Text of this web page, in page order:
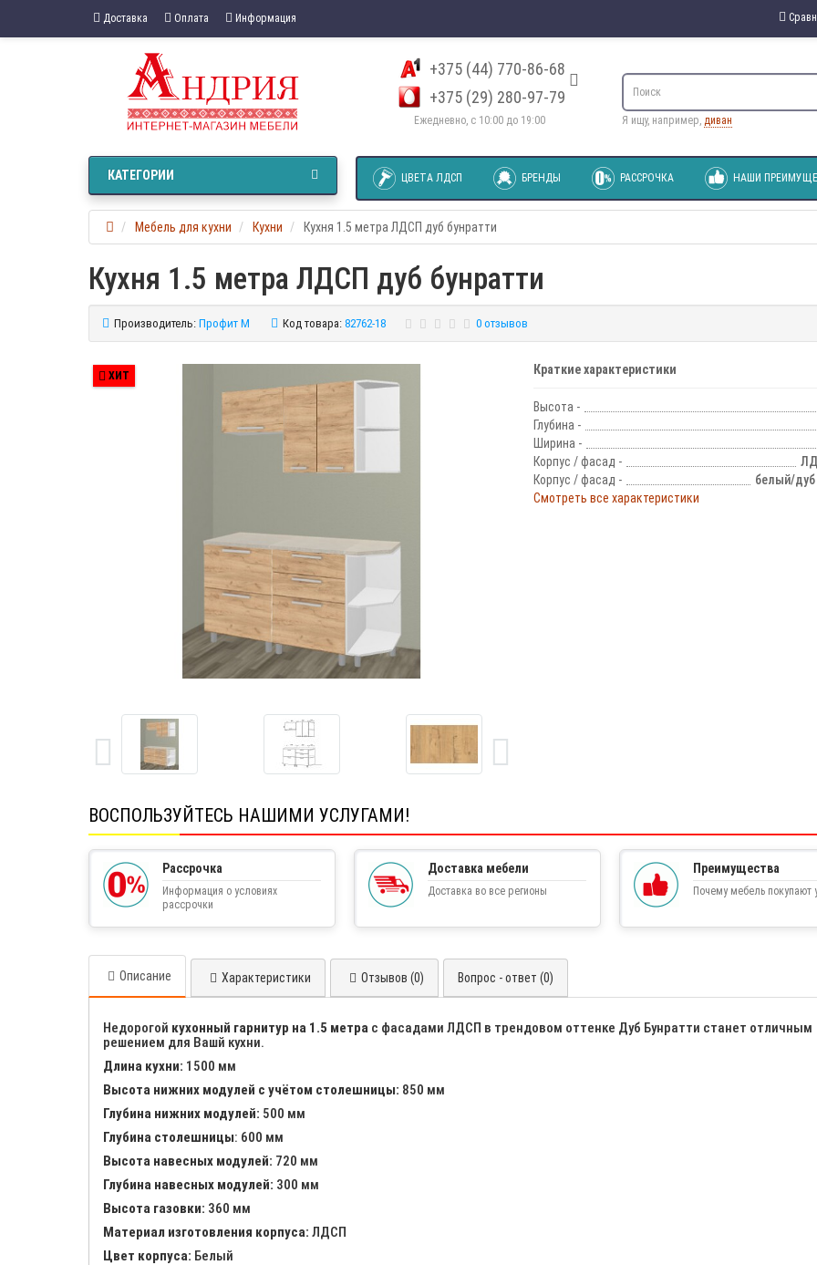
Доставка Оплата Информация
+375 (44) 770-86-68
+375 (29) 280-97-79
Ежедневно, с 10:00 до 19:00 Я ищу, например, диван
ЦВЕТА ЛДСП БРЕНДЫ РАССРОЧКА НАШИ
КАТЕГОРИИ
Мебель для кухни Кухни Кухня 1.5 метра ЛДСП дуб бунратти
Кухня 1.5 метра ЛДСП дуб бунратти
Производитель: Профит М Код товара: 82762-18 0 отзывов
ХИТ Краткие характеристики
Высота -
Глубина -
Ширина -
Корпус / фасад -
Корпус / фасад -
белый/дуб
Смотреть все характеристики
ВОСПОЛЬЗУЙТЕСЬ НАШИМИ УСЛУГАМИ!
Рассрочка
Информация о условиях
рассрочки
Доставка мебели
Доставка во все регионы
Преимущества
Почему мебель покупают
Описание Характеристики Отзывов (0) Вопрос - ответ (0)
Недорогой кухонный гарнитур на 1.5 метра с фасадами ЛДСП в трендовом оттенке Дуб Бунратти станет отличным
решением для Вашй кухни.
Длина кухни: 1500 мм
Высота нижних модулей с учётом столешницы: 850 мм
Глубина нижних модулей: 500 мм
Глубина столешницы: 600 мм
Высота навесных модулей: 720 мм
Глубина навесных модулей: 300 мм
Высота газовки: 360 мм
Материал изготовления корпуса: ЛДСП
Цвет корпуса: Белый